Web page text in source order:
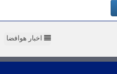
اخبار هوافضا